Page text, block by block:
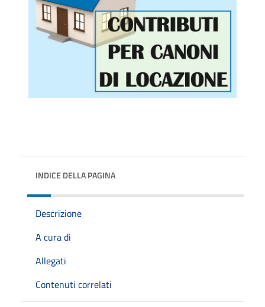
INDICE DELLA PAGINA
Descrizione
A cura di
Allegati
Contenuti correlati